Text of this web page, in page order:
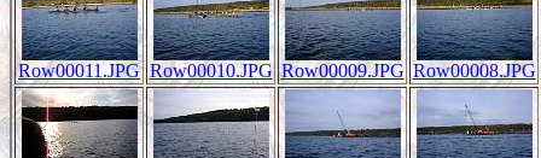
Row00011.JPG Row00010.JPG Row00009.JPG Row00008.JPG